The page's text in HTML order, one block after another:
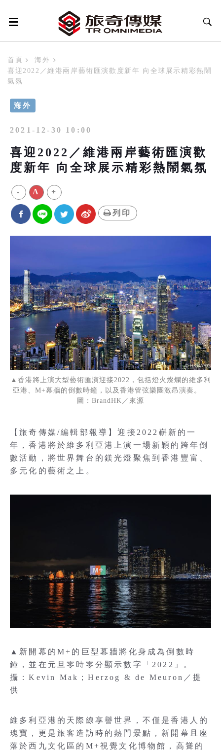
首頁
海外
喜迎2022／維港兩岸藝術匯演歡度新年 向全球展示精彩熱鬧
氣氛
海外
2021-12-30 10:00
喜迎2022／維港兩岸藝術匯演歡
度新年 向全球展示精彩熱鬧氣氛
- A +
列印
▲香港將上演大型藝術匯演迎接2022，包括燈火燦爛的維多利
亞港、M+幕牆的倒數時鐘，以及香港管弦樂團激昂演奏。
圖：BrandHK／來源
【旅奇傳媒/編輯部報導】迎接2022嶄新的一
年，香港將於維多利亞港上演一場新穎的跨年倒
數活動，將世界舞台的鎂光燈聚焦到香港豐富、
多元化的藝術之上。
▲新開幕的M+的巨型幕牆將化身成為倒數時
鐘，並在元旦零時零分顯示數字「2022」。
攝：Kevin Mak；Herzog & de Meuron／提
供
維多利亞港的天際線享譽世界，不僅是香港人的
瑰寶，更是旅客造訪時的熱門景點，新開幕且座
落於西九文化區的M+視覺文化博物館，高聳的